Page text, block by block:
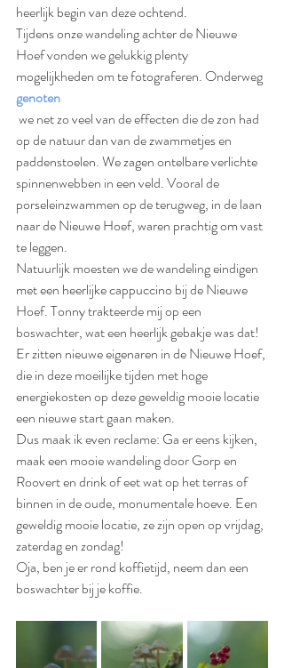
heerlijk begin van deze ochtend.
Tijdens onze wandeling achter de Nieuwe
Hoef vonden we gelukkig plenty
mogelijkheden om te fotograferen. Onderweg
genoten
op de natuur dan van de zwammetjes en
paddenstoelen. We zagen ontelbare verlichte
spinnenwebben in een veld. Vooral de
porseleinzwammen op de terugweg, in de laan
naar de Nieuwe Hoef, waren prachtig om vast
te leggen.
Natuurlijk moesten we de wandeling eindigen
met een heerlijke cappuccino bij de Nieuwe
Hoef. Tonny trakteerde mij op een
boswachter, wat een heerlijk gebakje was dat!
Er zitten nieuwe eigenaren in de Nieuwe Hoef,
die in deze moeilijke tijden met hoge
energiekosten op deze geweldig mooie locatie
een nieuwe start gaan maken.
Dus maak ik even reclame: Ga er eens kijken,
maak een mooie wandeling door Gorp en
Roovert en drink of eet wat op het terras of
binnen in de oude, monumentale hoeve. Een
geweldig mooie locatie, ze zijn open op vrijdag,
zaterdag en zondag!
Oja, ben je er rond koffietijd, neem dan een
boswachter bij je koffie.